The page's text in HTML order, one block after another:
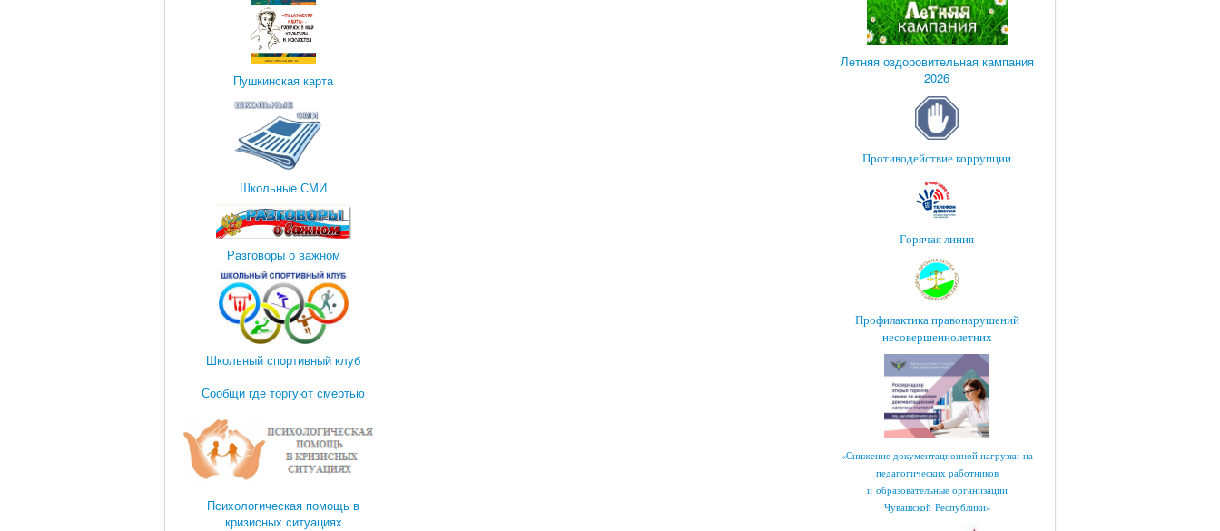
Пушкинская карта
Школьные СМИ
Разговоры о важном
Школьный спортивный клуб
Сообщи где торгуют смертью
Психологическая помощь в
кризисных ситуациях
Летняя оздоровительная кампания
2026
Противодействие коррупции
Горячая линия
Профилактика правонарушений
несовершеннолетних
«Снижение документационной нагрузки на
педагогических работников
и образовательные организации
Чувашской Республики»